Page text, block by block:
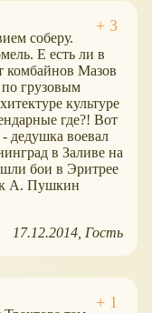
соберу.
Е есть ли в
комбайнов Мазов
грузовым
культуре
где?! Вот
дедушка воевал
в Заливе на
бои в Эритрее
А. Пушкин
17.12.2014 Гость